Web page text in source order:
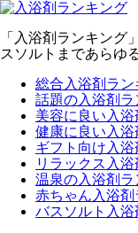
「入浴剤ランキング
スソルトまであらゆ
総合入浴剤ラン
話題の入浴剤ラ
美容に良い入
健康に良い入
ギフト向け入
リラックス入
温泉の入浴剤ラ
赤ちゃん入浴
バスソルト入